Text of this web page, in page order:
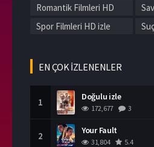
Romantik Filmleri HD
izle
Spor Filmleri HD izle
Yerli Filmleri HD izle
EN ÇOK İZLENENLER
1 Doğulu izle
172,677 3
2 Your Fault
31,804 5.4